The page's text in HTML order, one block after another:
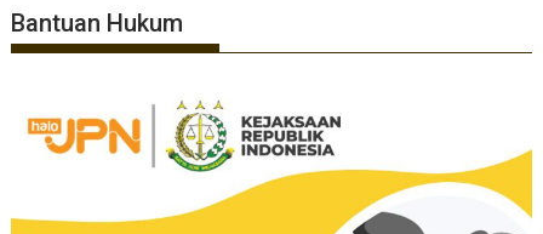
Bantuan Hukum